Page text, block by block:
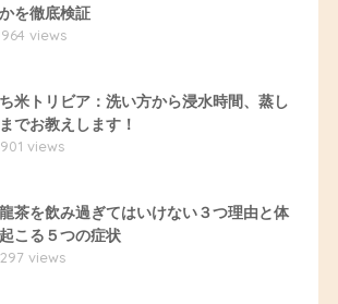
を徹底検証
views
米トリビア：洗い方から浸水時間、蒸し
でお教えします！
views
茶を飲み過ぎてはいけない３つ理由と体
こる５つの症状
views